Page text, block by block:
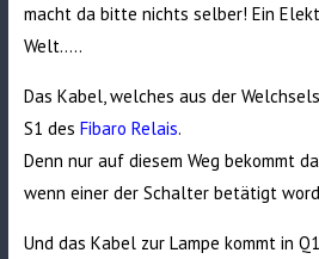
macht da bitte nichts selber! Ein
Welt…..
Das Kabel, welches aus der
S1 des Fibaro Relais.
Denn nur auf diesem Weg bekommt
wenn einer der Schalter betätigt
Und das Kabel zur Lampe kommt in